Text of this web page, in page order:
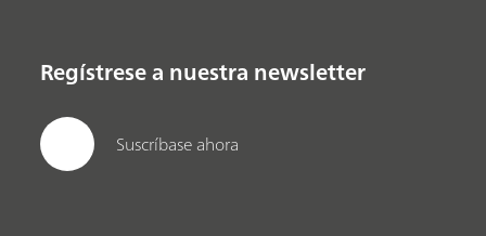
Regístrese a nuestra newsletter
Suscríbase ahora